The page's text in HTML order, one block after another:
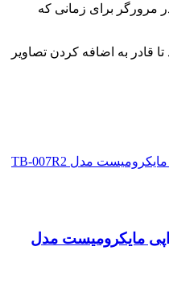
مرورگر برای زمانی که
قادر به اضافه کردن تصاویر
مایکرومیست مدل